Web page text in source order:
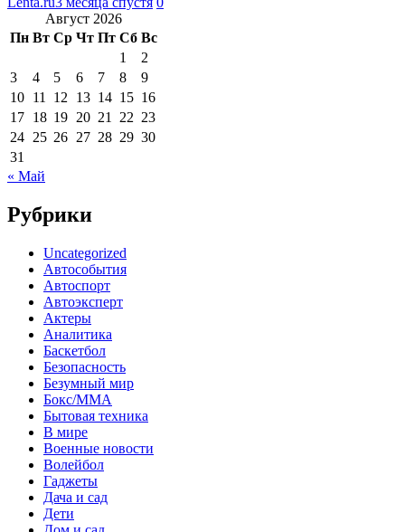
Август 2026
Пн Вт Ср Чт Пт Сб Вс
1
2
3
4 5 6 7 8
9
10 11 12 13 14 15 16
17 18 19 20 21 22 23
24 25 26 27 28 29 30
31
« Май
Рубрики
Uncategorized
Автособытия
Автоспорт
Автоэксперт
Актеры
Аналитика
Баскетбол
Безопасность
Безумный мир
Бокс/MMA
Бытовая техника
В мире
Военные новости
Волейбол
Гаджеты
Дача и сад
Дети